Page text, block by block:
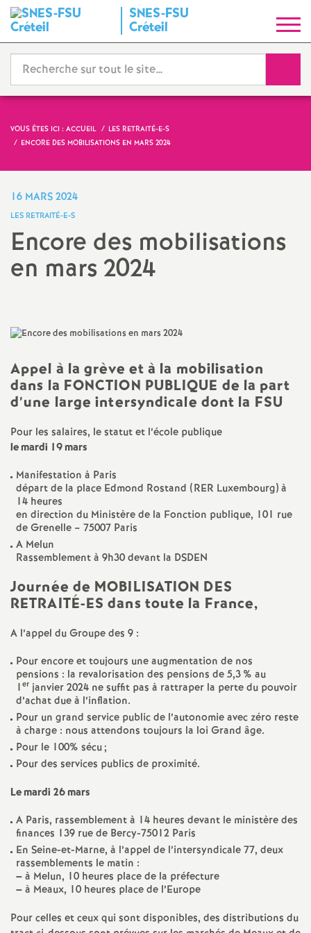
SNES-FSU
Créteil
y
n
i
a
t
i
n
a
d
s
E
n
i
n
VOUS ÊTES ICI : ACCUEIL
LES RETRAITÉ-E-S
ENCORE DES MOBILISATIONS EN MARS 2024
16 MARS 2024
LES RETRAITÉ-E-S
Encore des mobilisations
en mars 2024
Appel à la grève et à la mobilisation
dans la FONCTION PUBLIQUE de la part
d’une large intersyndicale dont la FSU
Pour les salaires, le statut et l’école publique
le mardi 19 mars
Manifestation à Paris
départ de la place Edmond Rostand (RER Luxembourg) à
14 heures
en direction du Ministère de la Fonction publique, 101 rue
de Grenelle – 75007 Paris
A Melun
Rassemblement à 9h30 devant la DSDEN
Journée de MOBILISATION DES
RETRAITÉ-ES dans toute la France,
A l’appel du Groupe des 9 :
Pour encore et toujours une augmentation de nos
pensions : la revalorisation des pensions de 5,3% au
1er janvier 2024 ne suffit pas à rattraper la perte du pouvoir
d’achat due à l’inflation.
Pour un grand service public de l’autonomie avec zéro reste
à charge : nous attendons toujours la loi Grand âge.
Pour le 100% sécu;
Pour des services publics de proximité.
Le mardi 26 mars
A Paris, rassemblement à 14 heures devant le ministère des
finances 139 rue de Bercy-75012 Paris
En Seine-et-Marne, à l’appel de l’intersyndicale 77, deux
rassemblements le matin :
–à Melun, 10 heures place de la préfecture
–à Meaux, 10 heures place de l’Europe
Pour celles et ceux qui sont disponibles, des distributions du